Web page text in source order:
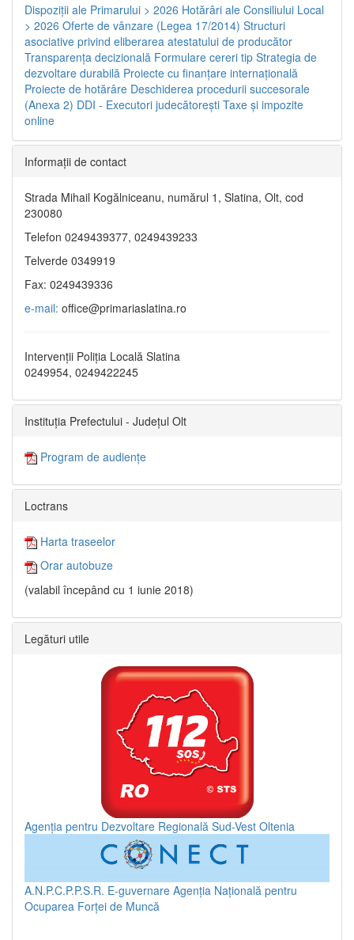
Dispoziţii ale Primarului > 2026 Hotărâri ale Consiliului Local
> 2026 Oferte de vânzare (Legea 17/2014) Structuri
asociative privind eliberarea atestatului de producător
Transparenţa decizională Formulare cereri tip Strategia de
dezvoltare durabilă Proiecte cu finanţare internaţională
Proiecte de hotărâre Deschiderea procedurii succesorale
(Anexa 2) DDI - Executori judecătorești Taxe şi impozite
online
Informaţii de contact
Strada Mihail Kogălniceanu, numărul 1, Slatina, Olt, cod
230080
Telefon 0249439377, 0249439233
Telverde 0349919
Fax: 0249439336
e-mail: office@primariaslatina.ro
Intervenții Poliția Locală Slatina
0249954, 0249422245
Instituția Prefectului - Județul Olt
Program de audiențe
Loctrans
Harta traseelor
Orar autobuze
(valabil începând cu 1 iunie 2018)
Legături utile
Agenția pentru Dezvoltare Regională Sud-Vest Oltenia
A.N.P.C.P.P.S.R. E-guvernare Agenția Națională pentru
Ocuparea Forței de Muncă